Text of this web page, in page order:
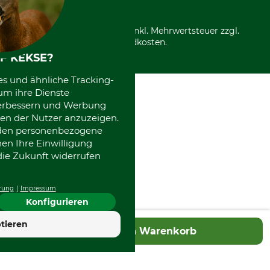
In den Warenkorb
*Alle Preise in Euro und inkl. Mehrwertsteuer zzgl.
Versandkosten.
KEKSE?
und ähnliche Tracking-
ihre Dienste
und Werbung
der Nutzer anzuzeigen.
personenbezogene
Ihre Einwilligung
Zukunft widerrufen
Impressum
Konfigurieren